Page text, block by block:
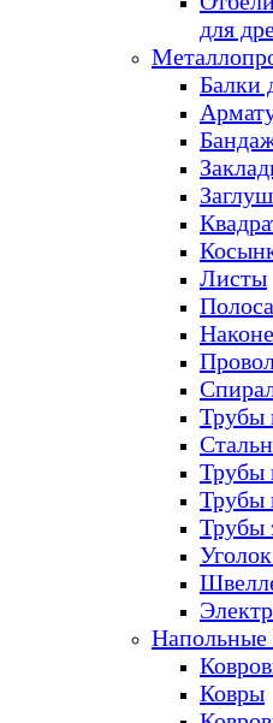
для
Балки
Листы
Полоса
Трубы
Трубы
Трубы
Трубы
Напольные
Ковры